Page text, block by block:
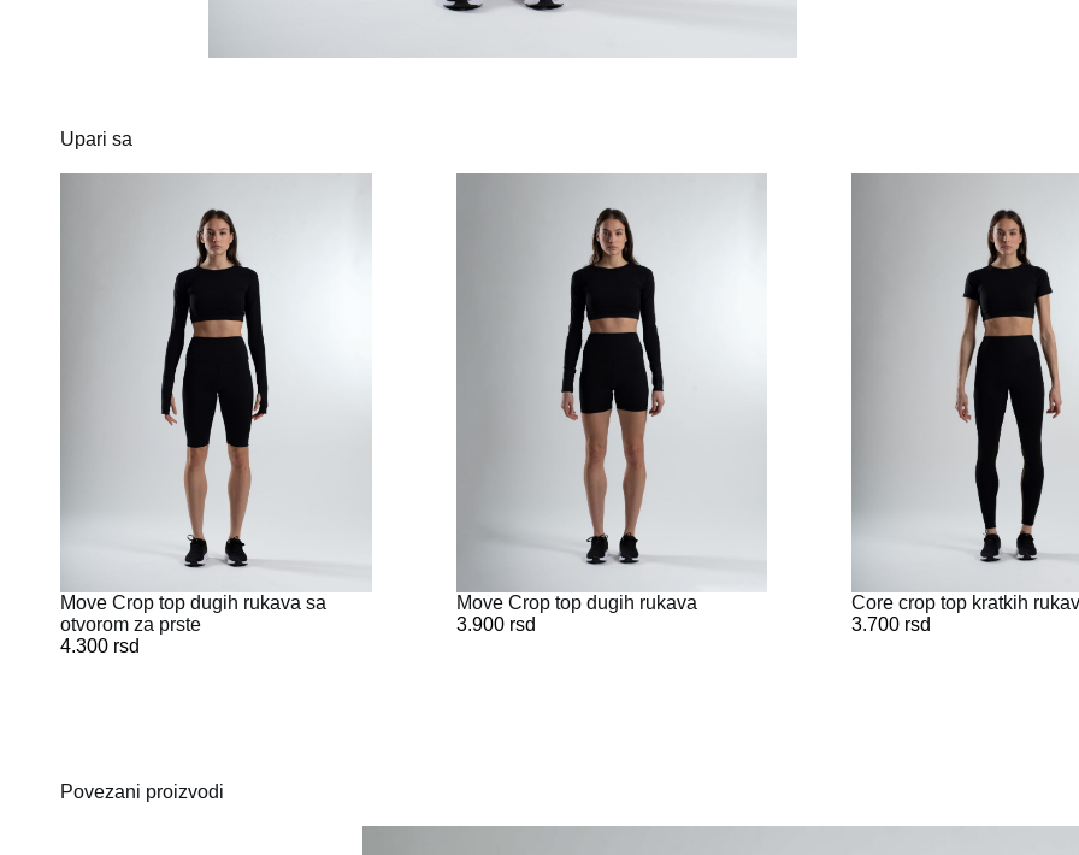
Upari sa
Move Crop top dugih rukava sa
otvorom za prste
4.300 rsd
Move Crop top dugih rukava
3.900 rsd
Core crop top kratkih
3.700 rsd
Povezani proizvodi